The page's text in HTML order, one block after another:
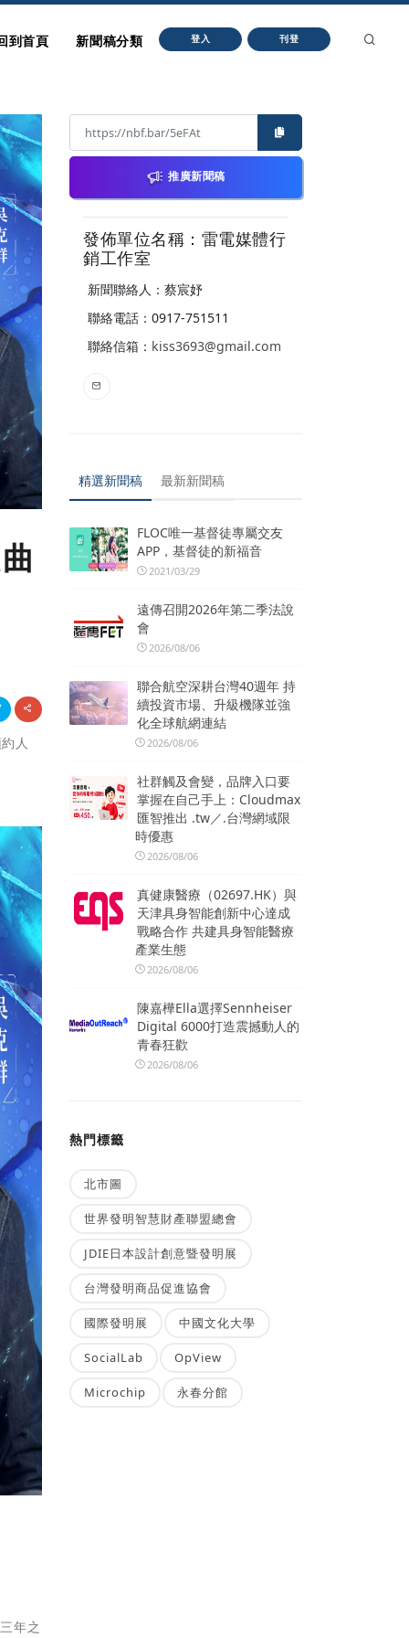
到首頁 新聞稿分類 登入 刊登
人
年之
推廣新聞稿
發佈單位名稱：雷電媒體行
銷工作室
新聞聯絡人：蔡宸妤
聯絡電話：0917-751511
聯絡信箱： kiss3693@gmail.com
精選新聞稿 最新新聞稿
FLOC唯一基督徒專屬交友
APP，基督徒的新福音
2021/03/29
遠傳召開2026年第二季法說
會
2026/08/06
聯合航空深耕台灣40週年 持
續投資市場、升級機隊並強
化全球航網連結
2026/08/06
社群觸及會變，品牌入口要
掌握在自己手上：Cloudmax
匯智推出 .tw／.台灣網域限
時優惠
2026/08/06
真健康醫療（02697.HK）與
天津具身智能創新中心達成
戰略合作 共建具身智能醫療
產業生態
2026/08/06
陳嘉樺Ella選擇Sennheiser
Digital 6000打造震撼動人的
青春狂歡
2026/08/06
熱門標籤
北市圖
世界發明智慧財產聯盟總會
JDIE日本設計創意暨發明展
台灣發明商品促進協會
國際發明展 中國文化大學
SocialLab OpView
Microchip 永春分館